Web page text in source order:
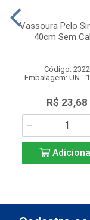
Vassoura Pelo
40cm Sem
Código: 2322
Embalagem: UN -
R$ 23,68